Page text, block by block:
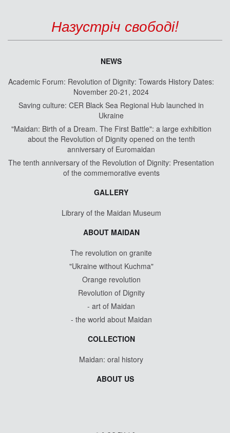
Назустріч свободі!
NEWS
Academic Forum: Revolution of Dignity: Towards History Dates:
November 20-21, 2024
Saving culture: CER Black Sea Regional Hub launched in
Ukraine
"Maidan: Birth of a Dream. The First Battle": a large exhibition
about the Revolution of Dignity opened on the tenth
anniversary of Euromaidan
The tenth anniversary of the Revolution of Dignity: Presentation
of the commemorative events
GALLERY
Library of the Maidan Museum
ABOUT MAIDAN
The revolution on granite
"Ukraine without Kuchma"
Orange revolution
Revolution of Dignity
- art of Maidan
- the world about Maidan
COLLECTION
Maidan: oral history
ABOUT US